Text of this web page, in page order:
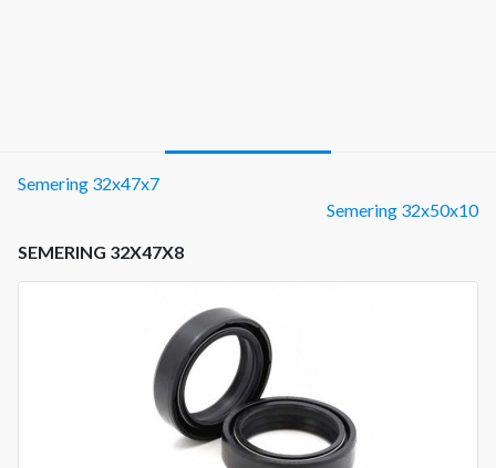
Semering 32x47x7
Semering 32x50x10
SEMERING 32X47X8